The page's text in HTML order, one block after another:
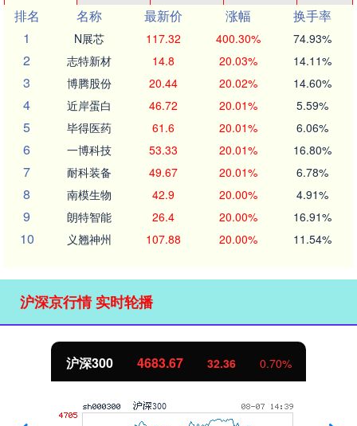
排名
名称 最新价 涨幅
换手率
1
N展芯 117.32 400.30% 74.93%
2 志特新材 14.8 20.03% 14.11%
3 博腾股份 20.44 20.02% 14.60%
4 近岸蛋白 46.72 20.01% 5.59%
5 毕得医药 61.6 20.01% 6.06%
6 一博科技 53.33 20.01% 16.80%
7 耐科装备 49.67 20.01% 6.78%
8 南模生物 42.9 20.00% 4.91%
9 朗特智能 26.4 20.00% 16.91%
10 义翘神州 107.88 20.00% 11.54%
沪深京行情 实时轮播
北证50 1132.66 9.79 0.87%